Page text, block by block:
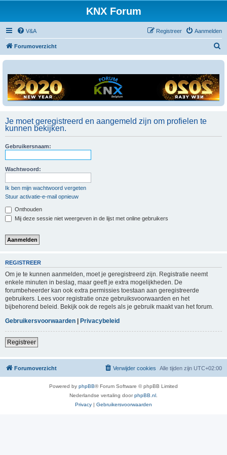
KNX Forum
V&A Aanmelden
Registreer
Forumoverzicht
Je moet geregistreerd en aangemeld zijn om profielen te
kunnen bekijken.
Gebruikersnaam:
Wachtwoord:
Ik ben mijn wachtwoord vergeten
Stuur activatie-e-mail opnieuw
Onthouden
Mij deze sessie niet weergeven in de lijst met online gebruikers
REGISTREER
Om je te kunnen aanmelden, moet je geregistreerd zijn. Registratie neemt
enkele minuten in beslag, maar geeft je extra mogelijkheden. De
forumbeheerder kan ook extra permissies toestaan aan geregistreerde
gebruikers. Lees voor registratie onze gebruiksvoorwaarden en het
bijbehorend beleid. Bekijk ook de regels als je gebruik maakt van het forum.
Gebruikersvoorwaarden
Privacybeleid
Registreer
Forumoverzicht Alle tijden zijn UTC+02:00
Verwijder cookies
Powered by phpBB® Forum Software © phpBB Limited
Nederlandse vertaling doorphpBB.nl
Privacy | Gebruikersvoorwaarden